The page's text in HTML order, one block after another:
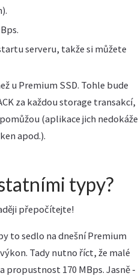
serveru, takže si můžete
u Premium SSD. Tohle bude
za každou storage transakcí,
(aplikace jich nedokáže
apod.).
typy?
přepočítejte!
to sedlo na dnešní Premium
Tady nutno říct, že malé
propustnost 170 MBps. Jasně -